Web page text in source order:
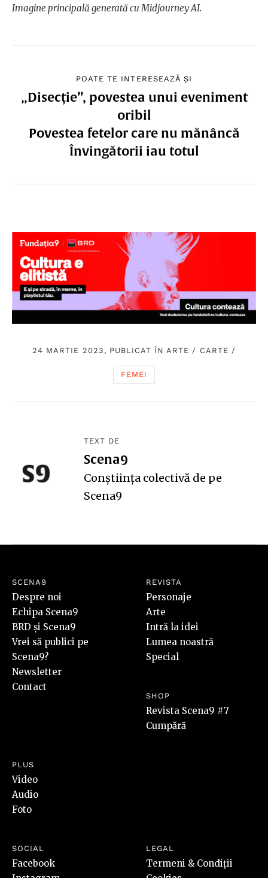
Imagine principală generată cu Midjourney AI.
POATE TE INTERESEAZĂ ȘI
„Disecție”, povestea unui eveniment
oribil
Povestea fetelor care nu mănâncă
Învingătorii iau totul
24 MARTIE 2023, PUBLICAT ÎNARTE / CARTE /
FEMEI
TEXT DE
Scena9
Conștiința colectivă de pe
Scena9
SCENA9
Despre noi
Echipa Scena9
BRD și Scena9
Vrei să publici pe
Scena9?
Newsletter
Contact
REVISTA
Personaje
Arte
Intră la idei
Lumea noastră
Special
SHOP
Revista Scena9 #7
Cumpără
PLUS
Video
Audio
Foto
SOCIAL
Facebook
LEGAL
Termeni & Condiții